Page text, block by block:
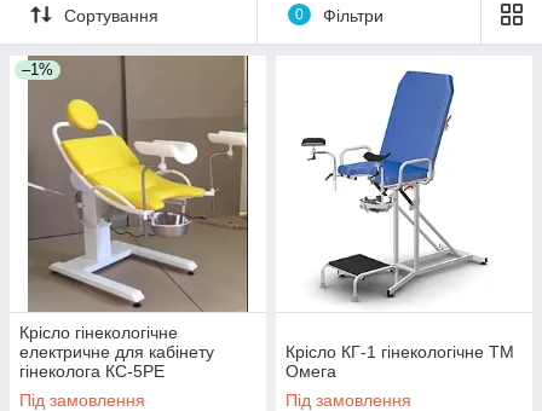
Сортування 0 Фільтри
–1%
Крісло гінекологічне
електричне для кабінету
гінеколога КС-5РЕ
Під замовлення
Крісло КГ-1 гінекологічне ТМ
Омега
Під замовлення